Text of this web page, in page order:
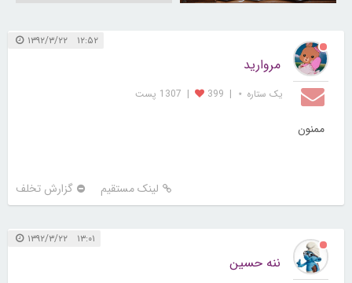
۱۲:۵۲ ۱۳۹۲/۳/۲۲
مروارید
یک ستاره ⋆ |
399
| 1307 پست
ممنون
لینک مستقیم گزارش تخلف
۱۳:۰۱ ۱۳۹۲/۳/۲۲
ننه حسین